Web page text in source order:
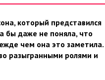
который представился
бы даже не поняла, что
чем она это
разыгранными ролями и